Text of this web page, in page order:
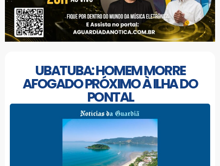
UBATUBA: HOMEM MORRE
AFOGADO PRÓXIMO À ILHA DO
PONTAL